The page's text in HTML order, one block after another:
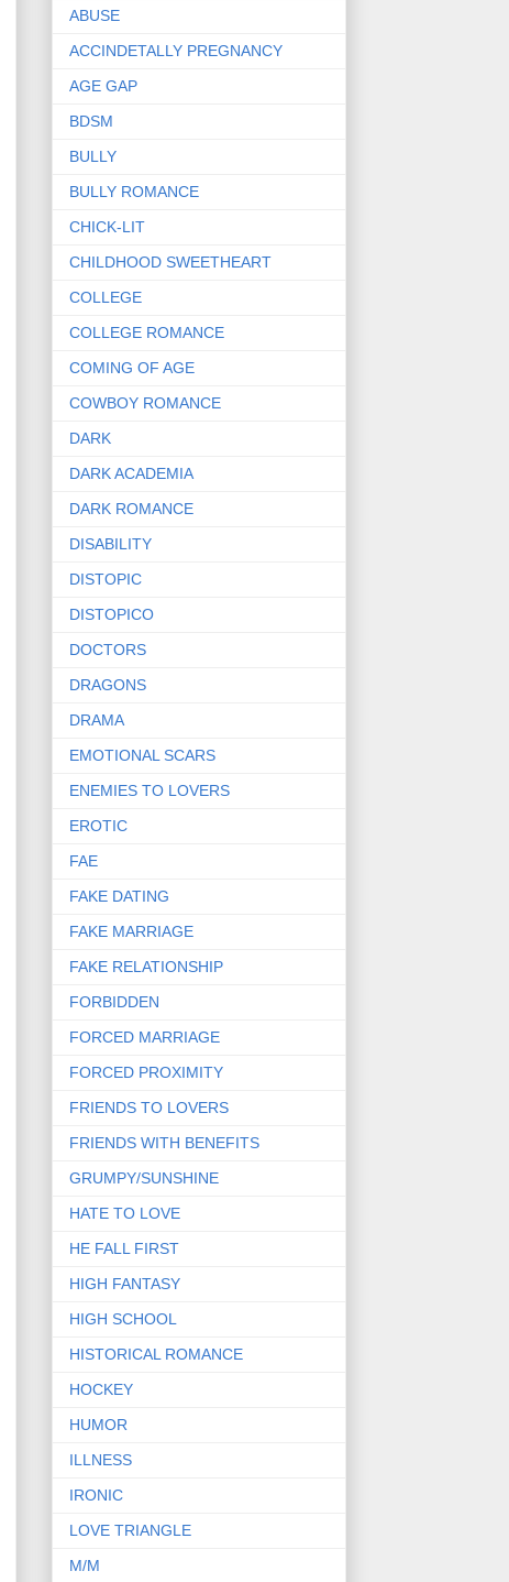
ABUSE
ACCINDETALLY PREGNANCY
AGE GAP
BDSM
BULLY
BULLY ROMANCE
CHICK-LIT
CHILDHOOD SWEETHEART
COLLEGE
COLLEGE ROMANCE
COMING OF AGE
COWBOY ROMANCE
DARK
DARK ACADEMIA
DARK ROMANCE
DISABILITY
DISTOPIC
DISTOPICO
DOCTORS
DRAGONS
DRAMA
EMOTIONAL SCARS
ENEMIES TO LOVERS
EROTIC
FAE
FAKE DATING
FAKE MARRIAGE
FAKE RELATIONSHIP
FORBIDDEN
FORCED MARRIAGE
FORCED PROXIMITY
FRIENDS TO LOVERS
FRIENDS WITH BENEFITS
GRUMPY/SUNSHINE
HATE TO LOVE
HE FALL FIRST
HIGH FANTASY
HIGH SCHOOL
HISTORICAL ROMANCE
HOCKEY
HUMOR
ILLNESS
IRONIC
LOVE TRIANGLE
M/M